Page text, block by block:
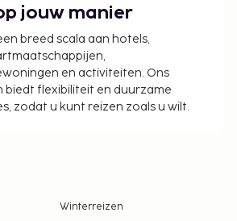
jouw manier
breed scala aan hotels,
en activiteiten. Ons
biedt flexibiliteit en duurzame
zodat u kunt reizen zoals u wilt.
Winterreizen